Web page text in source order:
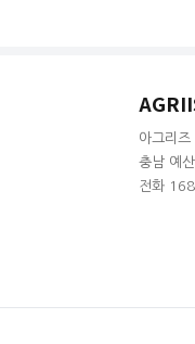
아그리
충남 예
전화